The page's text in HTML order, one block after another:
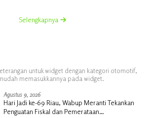
Selengkapnya
untuk widget dengan kategori otomotif,
memasukkannya pada widget.
Agustus 9, 2026
Hari Jadi ke-69 Riau, Wabup Meranti Tekankan
Penguatan Fiskal dan Pemerataan